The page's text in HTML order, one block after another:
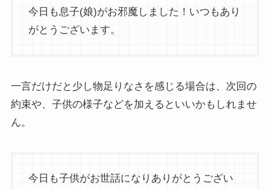
今日も息子(娘)がお邪魔しました！いつもあり
がとうございます。
一言だけだと少し物足りなさを感じる場合は、次回の
約束や、子供の様子などを加えるといいかもしれませ
ん。
今日も子供がお世話になりありがとうござい